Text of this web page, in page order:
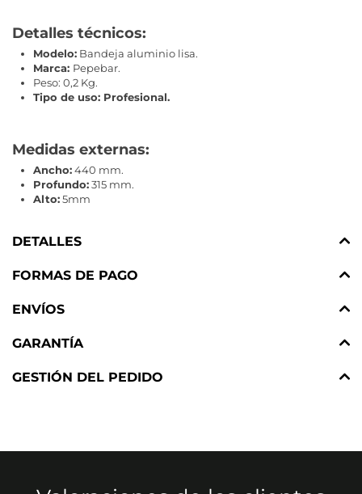
Detalles técnicos:
Modelo: Bandeja aluminio lisa.
Marca: Pepebar.
Peso: 0,2 Kg.
Tipo de uso: Profesional.
Medidas externas:
Ancho:440 mm.
Profundo:315 mm.
Alto:5mm
DETALLES
FORMAS DE PAGO
ENVÍOS
GARANTÍA
GESTIÓN DEL PEDIDO